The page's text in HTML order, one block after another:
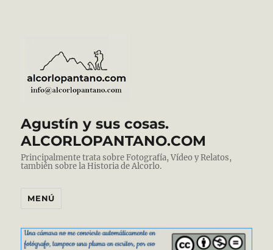
Agustín y sus cosas.
ALCORLOPANTANO.COM
Principalmente trata sobre Fotografía, Vídeo y Relatos,
también sobre la Historia de Alcorlo.
MENÚ